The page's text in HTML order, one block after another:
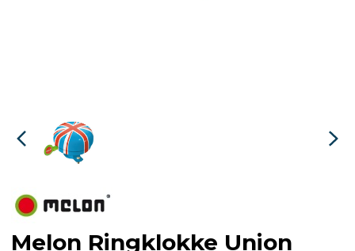
Melon Ringklokke Union